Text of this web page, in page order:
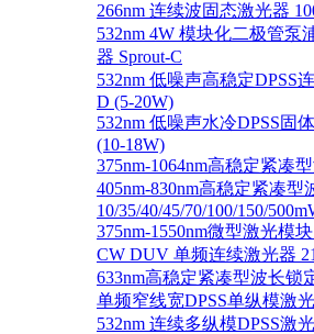
266nm 连续波固态激光器
532nm 4W 模块化二极管泵
器 Sprout-C
532nm 低噪声高稳定DPSS
D (5-20W)
532nm 低噪声水冷DPSS固
(10-18W)
375nm-1064nm高稳定紧凑
405nm-830nm高稳定紧凑
10/35/40/45/70/100/150/
375nm-1550nm微型激光模
CW DUV 单频连续激光器
633nm高稳定紧凑型波长锁
单频窄线宽DPSS单纵模激
532nm 连续多纵模DPSS激